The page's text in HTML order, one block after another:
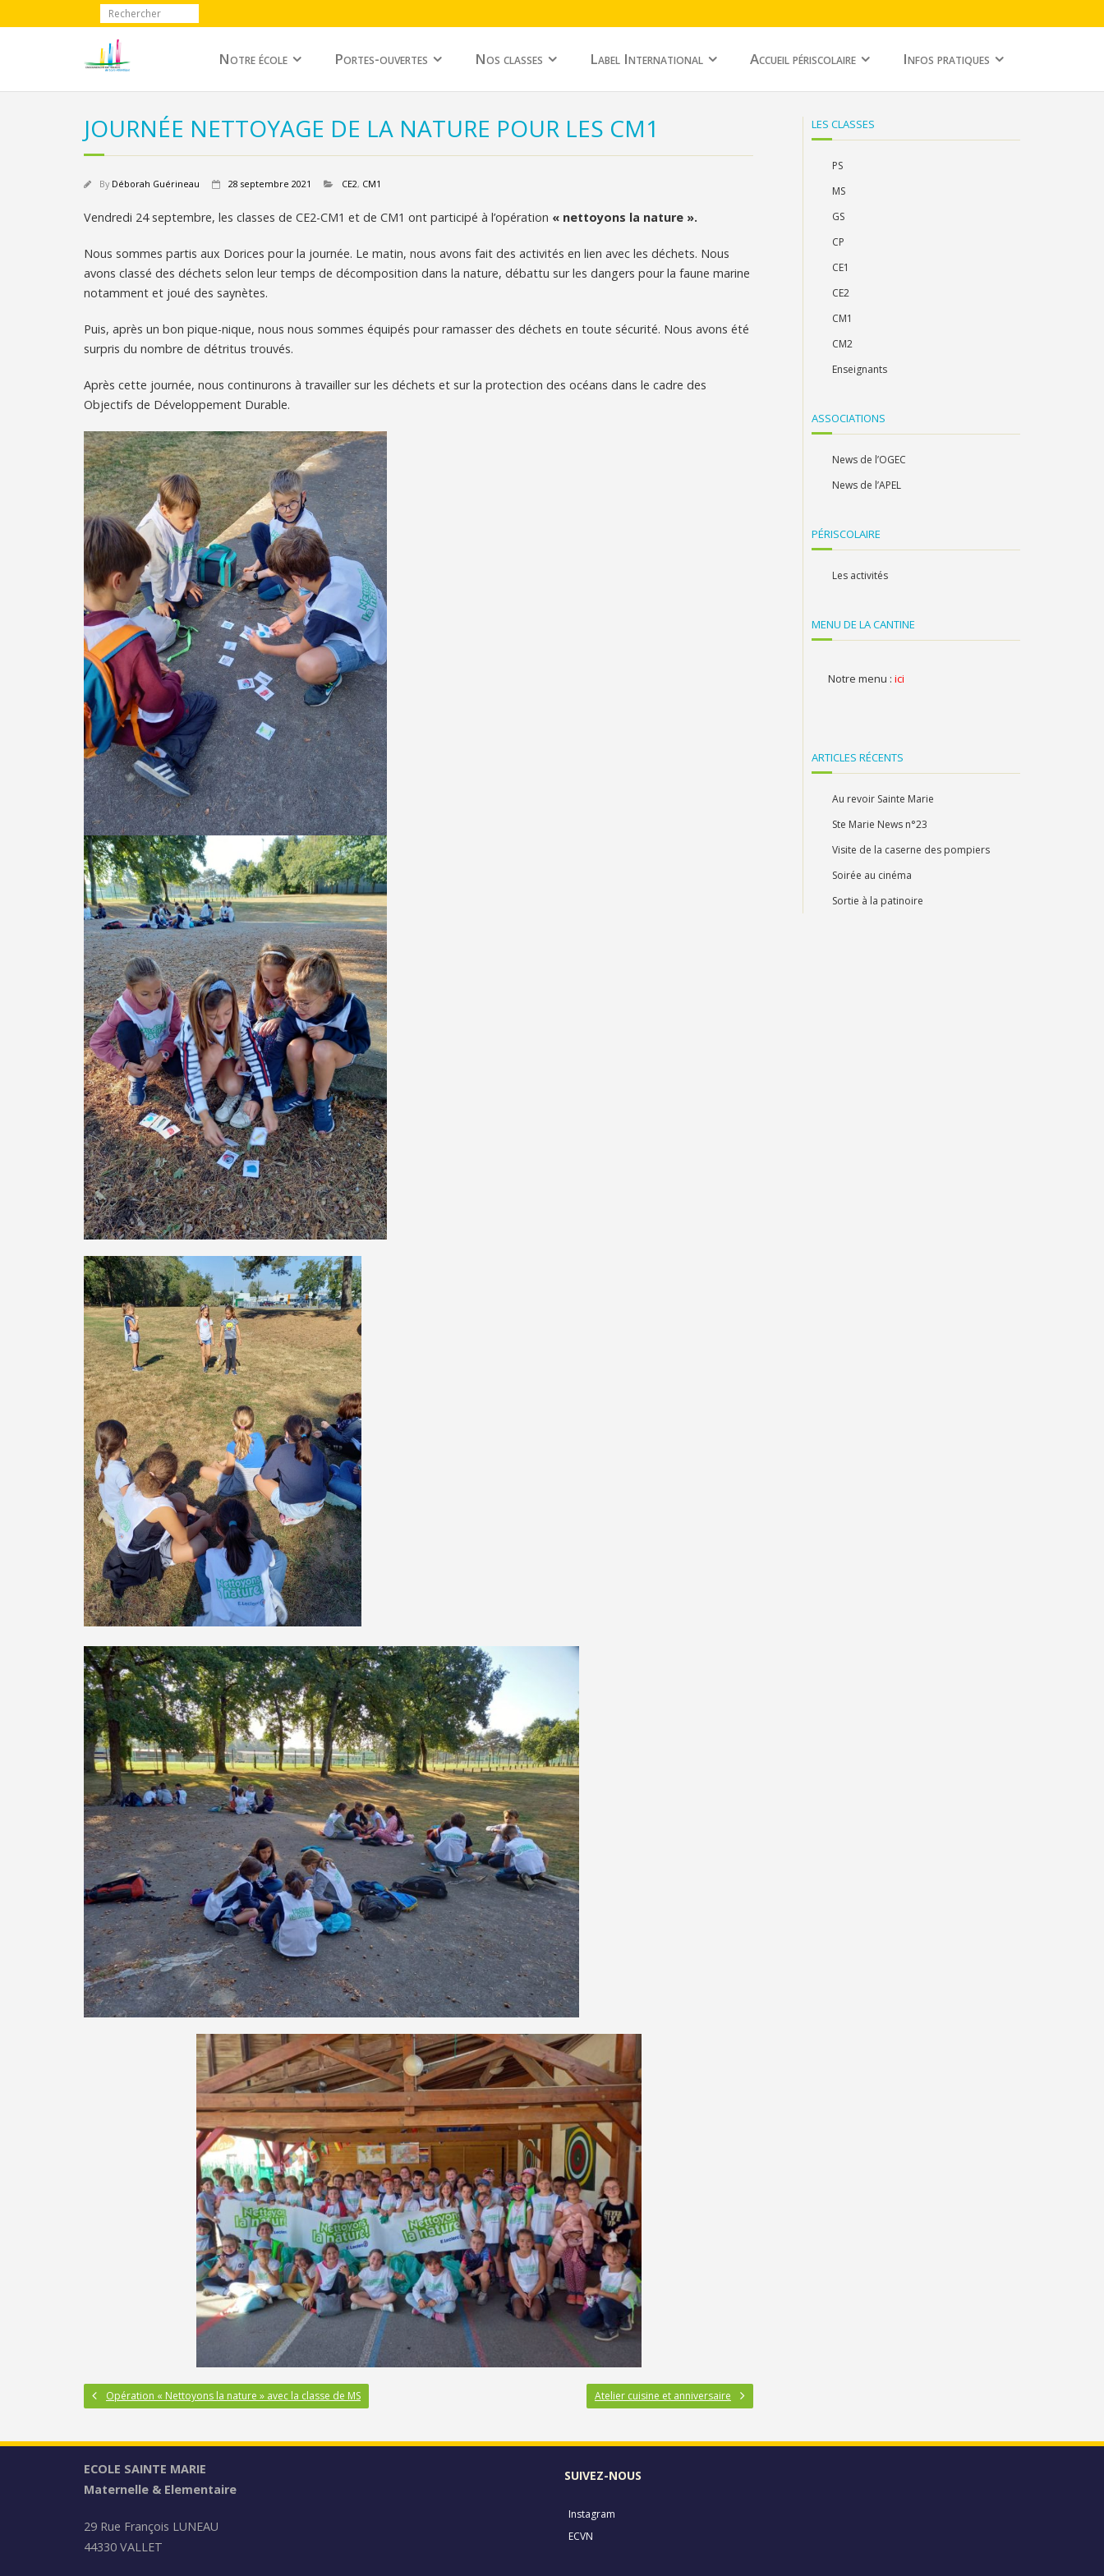
Notre école Portes-ouvertes Nos classes Label International Accueil périscolaire Infos pratiques
JOURNÉE NETTOYAGE DE LA NATURE POUR LES CM1
By Déborah Guérineau 28 septembre 2021 CE2, CM1
Vendredi 24 septembre, les classes de CE2-CM1 et de CM1 ont participé à l’opération « nettoyons la nature ».
Nous sommes partis aux Dorices pour la journée. Le matin, nous avons fait des activités en lien avec les déchets. Nous
avons classé des déchets selon leur temps de décomposition dans la nature, débattu sur les dangers pour la faune marine
notamment et joué des saynètes.
Puis, après un bon pique-nique, nous nous sommes équipés pour ramasser des déchets en toute sécurité. Nous avons été
surpris du nombre de détritus trouvés.
Après cette journée, nous continurons à travailler sur les déchets et sur la protection des océans dans le cadre des
Objectifs de Développement Durable.
Opération « Nettoyons la nature » avec la classe de MS Atelier cuisine et anniversaire
LES CLASSES
PS
MS
GS
CP
CE1
CE2
CM1
CM2
Enseignants
ASSOCIATIONS
News de l’OGEC
News de l’APEL
PÉRISCOLAIRE
Les activités
MENU DE LA CANTINE
Notre menu : ici
ARTICLES RÉCENTS
Au revoir Sainte Marie
Ste Marie News n°23
Visite de la caserne des pompiers
Soirée au cinéma
Sortie à la patinoire
ECOLE SAINTE MARIE
Maternelle & Elementaire
29 Rue François LUNEAU
44330 VALLET
SUIVEZ-NOUS
Instagram
ECVN